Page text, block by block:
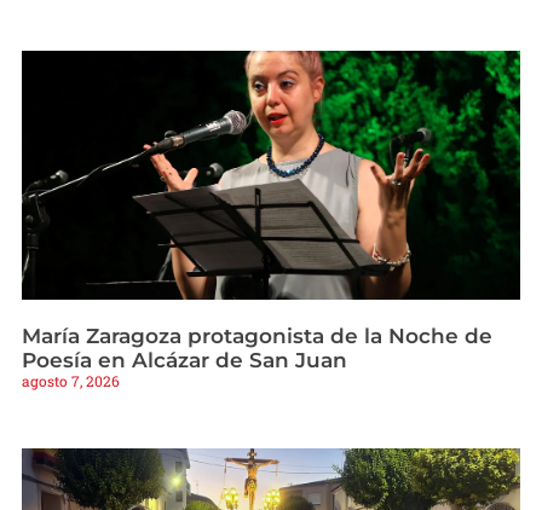
María Zaragoza protagonista de la Noche de
Poesía en Alcázar de San Juan
agosto 7, 2026